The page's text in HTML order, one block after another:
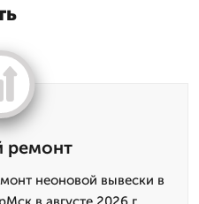
ремонт
неоновой вывески в